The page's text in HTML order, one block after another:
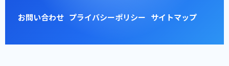
お問い合わせ プライバシーポリシー サイトマップ